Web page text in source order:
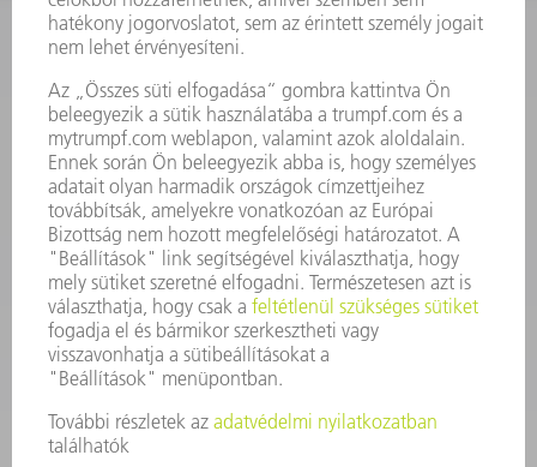
KAPCSOLAT
Szerszám
3628576045
08.00 - 16.30
szerszam@hu.trumpf.com
KAPCSOLAT
Alkatrész
3628576035
08.00 - 16.30
alkatresz@hu.trumpf.com